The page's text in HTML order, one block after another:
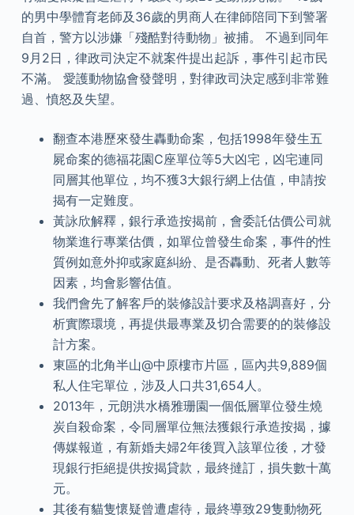
的男中學體育老師及36歲的男商人在律師陪同下到警署
自首，警方以涉嫌「殘酷對待動物」被捕。 不過到同年
9月2日，律政司決定不就案件提出起訴，事件引起市民
不滿。 愛護動物協會發聲明，對律政司決定感到非常難
過、憤怒及失望。
翻查本港歷來發生轟動命案，包括1998年發生五
屍命案的德福花園C座單位等5大凶宅，凶宅連同
同層其他單位，均不獲3大銀行網上估值，申請按
揭有一定難度。
黃詠欣解釋，銀行承造按揭前，會委託估價公司就
物業進行專業估價，如單位曾發生命案，事件的性
質例如意外抑或家庭糾紛、是否轟動、死者人數等
因素，均會影響估值。
我們會先了解客戶的裝修設計要求及格調喜好，分
析實際環境，再提供最專業及切合需要的的裝修設
計方案。
東區的北角半山@中原樓市片區，區內共9,889個
私人住宅單位，涉及人口共31,654人。
2013年，元朗洪水橋雅珊園一個低層單位發生燒
炭自殺命案，令同層單位無法獲銀行承造按揭，據
傳媒報道，有新婚夫婦2年後買入該單位後，才發
現銀行拒絕提供按揭貸款，最終撻訂，損失數十萬
元。
其後有貓隻懷疑曾遭虐待，最終導致29隻動物死